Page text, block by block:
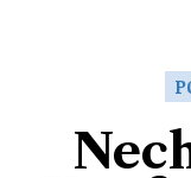
Přerov
Ekonomika
Ženy
Sport